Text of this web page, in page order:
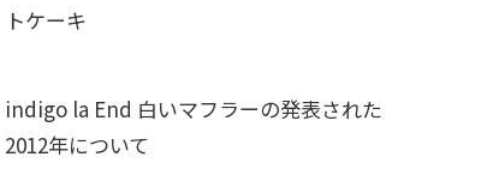
トケーキ
indigo la End 白いマフラーの発表された
2012年について